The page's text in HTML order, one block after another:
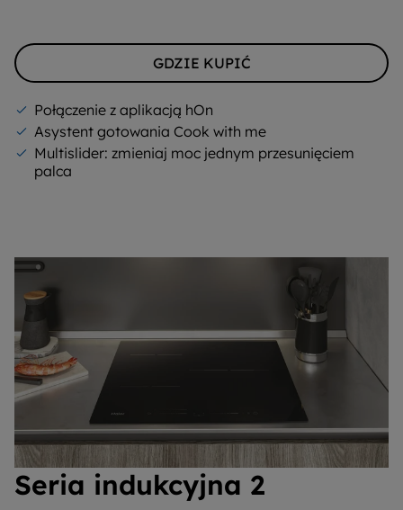
GDZIE KUPIĆ
Połączenie z aplikacją hOn
Asystent gotowania Cook with me
Multislider: zmieniaj moc jednym przesunięciem
palca
Seria indukcyjna 2